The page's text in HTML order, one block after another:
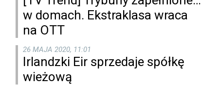
w domach. Ekstraklasa wraca
na OTT
26 MAJA 2020, 11:01
Irlandzki Eir sprzedaje spółkę
wieżową